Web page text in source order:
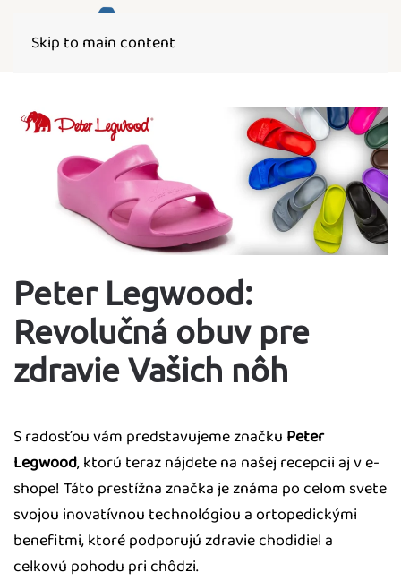
Skip to main content
Peter Legwood:
Revolučná obuv pre
zdravie Vašich nôh
S radosťou vám predstavujeme značku Peter
Legwood, ktorú teraz nájdete na našej recepcii aj v e-
shope! Táto prestížna značka je známa po celom svete
svojou inovatívnou technológiou a ortopedickými
benefitmi, ktoré podporujú zdravie chodidiel a
celkovú pohodu pri chôdzi.